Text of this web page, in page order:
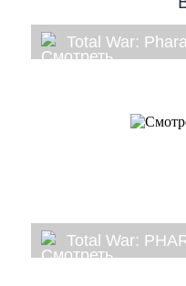
Total War:
Total War: